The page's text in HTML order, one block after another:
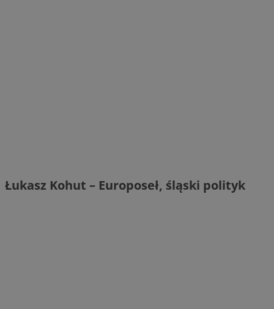
Łukasz Kohut – Europoseł, śląski polityk